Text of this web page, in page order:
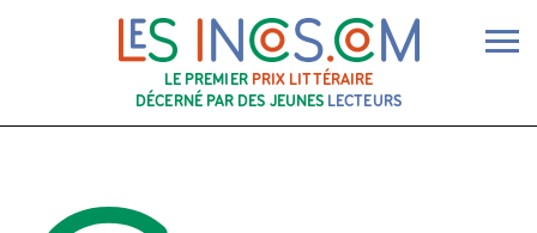
LE PREMIER PRIX LITTÉRAIRE
DÉCERNÉ PAR DES JEUNES LECTEURS